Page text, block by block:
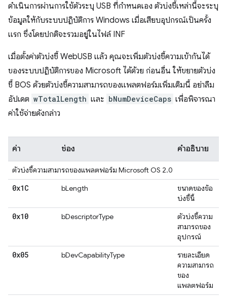
ดำเนินการผ่านการใช้ตัวระบุ USB ที่กําหนดเอง ตัวบ่งชี้เหล่านี้จะระบุ
ข้อมูลให้กับระบบปฏิบัติการ Windows เมื่อเสียบอุปกรณ์เป็นครั้ง
แรก ซึ่งโดยปกติจะรวมอยู่ในไฟล์ INF
เมื่อตั้งค่าตัวบ่งชี้ WebUSB แล้ว คุณจะเพิ่มตัวบ่งชี้ความเข้ากันได้
ของระบบปฏิบัติการของ Microsoft ได้ด้วย ก่อนอื่น ให้ขยายตัวบ่ง
ชี้ BOS ด้วยตัวบ่งชี้ความสามารถของแพลตฟอร์มเพิ่มเติมนี้ อย่าลืม
อัปเดต wTotalLength และ bNumDeviceCaps เพื่อพิจารณา
ค่าใช้จ่ายดังกล่าว
ค่า ช่อง คำอธิบาย
ตัวบ่งชี้ความสามารถของแพลตฟอร์ม Microsoft OS 2.0
0x1C bLength
ขนาดของข้อ
บ่งชี้นี้
0x10 bDescriptorType
ตัวบ่งชี้ความ
สามารถของ
อุปกรณ์
0x05 bDevCapabilityType
รายละเอียด
ความสามารถ
ของ
แพลตฟอร์ม